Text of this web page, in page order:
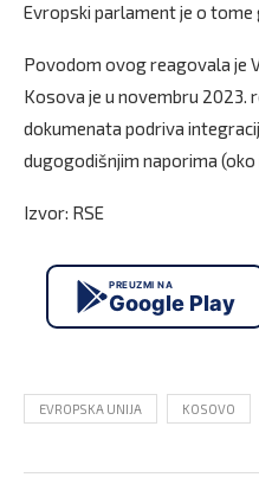
Evropski parlament je o tome
Povodom ovog reagovala je
Kosova je u novembru 2023.
dokumenata podriva
dugogodišnjim naporima (oko
Izvor: RSE
PREUZMI NA
Google Play
EVROPSKA UNIJA KOSOVO